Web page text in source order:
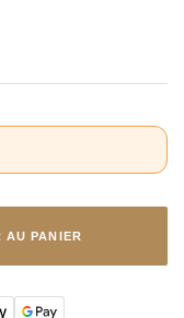
AU PANIER